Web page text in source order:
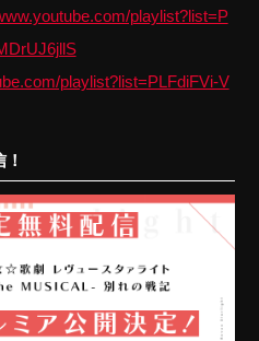
playlist?list=P
playlist?list=PLFdiFVi-V